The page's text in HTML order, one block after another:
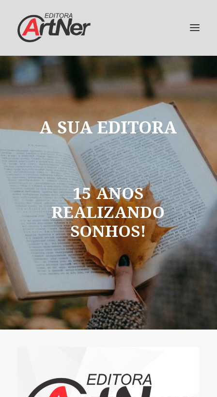
A SUAEDITORA
15 ANOS
REALIZANDO
SONHOS!